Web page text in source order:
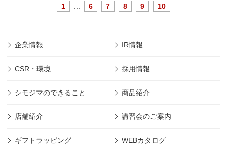
1 6 7 8 9 10
企業情報 IR情報
CSR・環境 採用情報
シモジマのできること 商品紹介
店舗紹介 講習会のご案内
ギフトラッピング WEBカタログ